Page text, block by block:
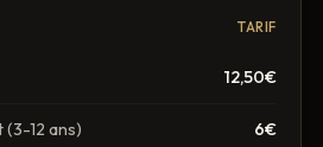
TARIF
12,50€
12 ans) 6€